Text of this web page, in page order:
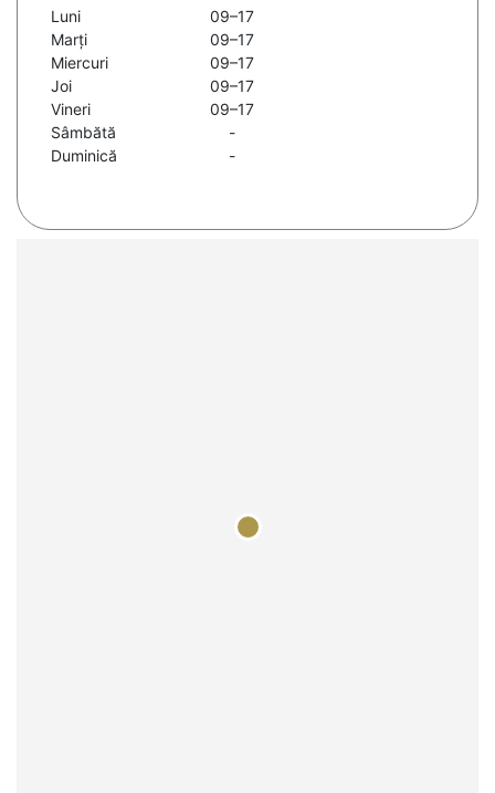
Luni
09–17
Marți
09–17
Miercuri
09–17
Joi
09–17
Vineri
09–17
Sâmbătă
-
Duminică
-